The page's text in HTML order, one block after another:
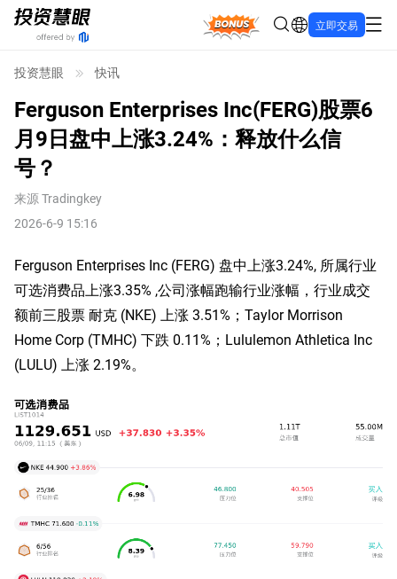
Bonus 立即交易
投资慧眼 快讯
Ferguson Enterprises Inc(FERG)股票6
月9日盘中上涨3.24%：释放什么信
号？
来源Tradingkey
2026-6-9 15:16
Ferguson Enterprises Inc (FERG) 盘中上涨3.24%, 所属行业
可选消费品上涨3.35% ,公司涨幅跑输行业涨幅，行业成交
额前三股票 耐克 (NKE) 上涨 3.51%；Taylor Morrison
Home Corp (TMHC) 下跌 0.11%；Lululemon Athletica Inc
(LULU) 上涨 2.19%。